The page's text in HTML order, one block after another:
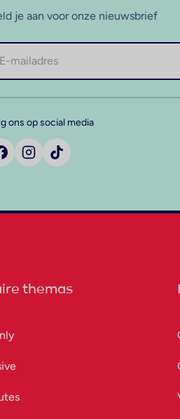
je aan voor onze nieuwsbrief
ons op social media
themas